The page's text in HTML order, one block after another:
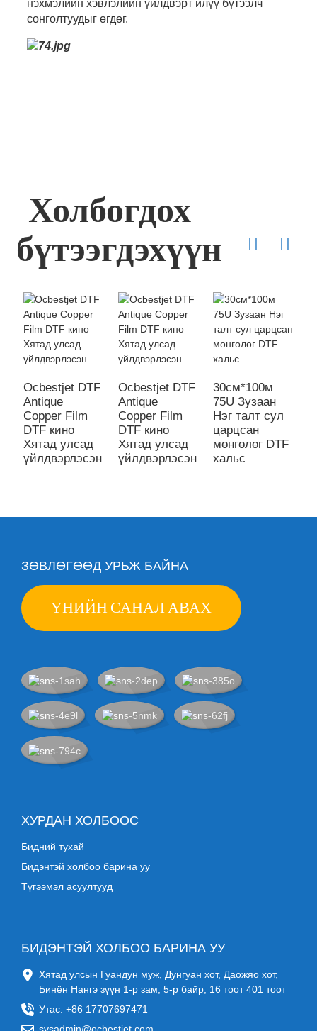
нэхмэлийн хэвлэлийн үйлдвэрт илүү бүтээлч
сонголтуудыг өгдөг.
Холбогдох
бүтээгдэхүүн
Ocbestjet DTF
Antique
Copper Film
DTF кино
Хятад улсад
үйлдвэрлэсэн
Ocbestjet DTF
Antique
Copper Film
DTF кино
Хятад улсад
үйлдвэрлэсэн
30см*100м
75U Зузаан
Нэг талт сул
царцсан
мөнгөлөг DTF
хальс
ЗӨВЛӨГӨӨД УРЬЖ БАЙНА
ҮНИЙН САНАЛ АВАХ
ХУРДАН ХОЛБООС
Бидний тухай
Бидэнтэй холбоо барина уу
Түгээмэл асуултууд
БИДЭНТЭЙ ХОЛБОО БАРИНА УУ
Хятад улсын Гуандун муж, Дунгуан хот, Даожяо хот,
Бинён Нангэ зүүн 1-р зам, 5-р байр, 16 тоот 401 тоот
Утас: +86 17707697471